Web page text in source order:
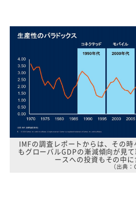
IMFの調査レポートからは、その時
もグローバルGDPの漸減傾向が見
ースへの投資もその中に
（出典